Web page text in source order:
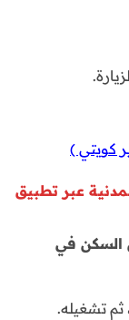
كويتي )
عبر تطبيق
السكن في
تشغيله.